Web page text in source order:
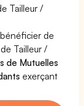
Tailleur /
de
Tailleur /
de Mutuelles
exerçant